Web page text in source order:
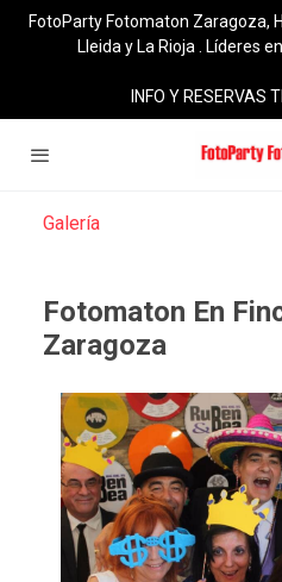
FotoParty Fotomaton Zaragoza,
Lleida y La Rioja . Líderes
INFO Y RESERVAS
Galería
Fotomaton En
Zaragoza